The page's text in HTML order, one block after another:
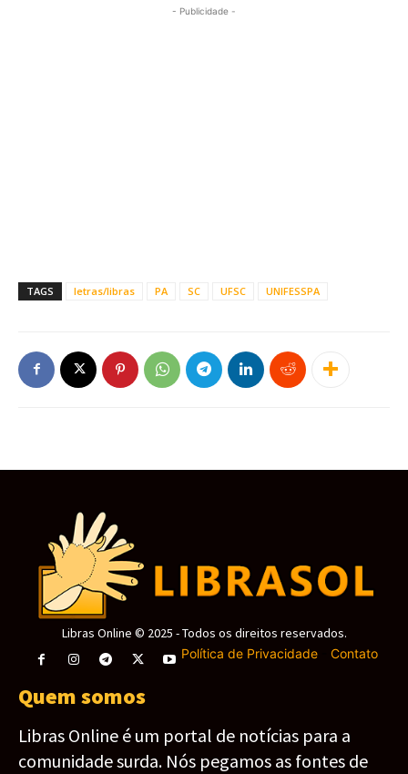
- Publicidade -
TAGS letras/libras PA SC UFSC UNIFESSPA
Libras Online © 2025 - Todos os direitos reservados.
Política de Privacidade- Contato
Quem somos
Libras Online é um portal de notícias para a
comunidade surda. Nós pegamos as fontes de